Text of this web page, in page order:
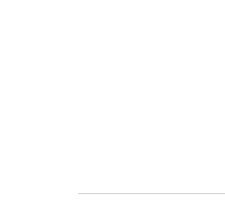
その他の金属：真
使用している素材
どの水分や、油分
ッキの劣化が早ま
おすすめいたしま